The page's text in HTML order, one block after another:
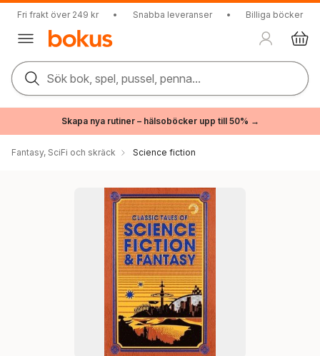
Fri frakt över 249 kr • Snabba leveranser • Billiga böcker
Sök bok, spel, pussel, penna...
Skapa nya rutiner – hälsoböcker upp till 50% →
Fantasy, SciFi och skräck Science fiction